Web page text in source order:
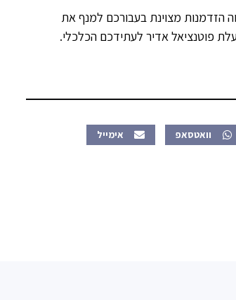
הזדמנות מצוינת בעבורכם למנף את
פוטנציאל אדיר לעתידכם הכלכלי.
וואטסאפ אימייל